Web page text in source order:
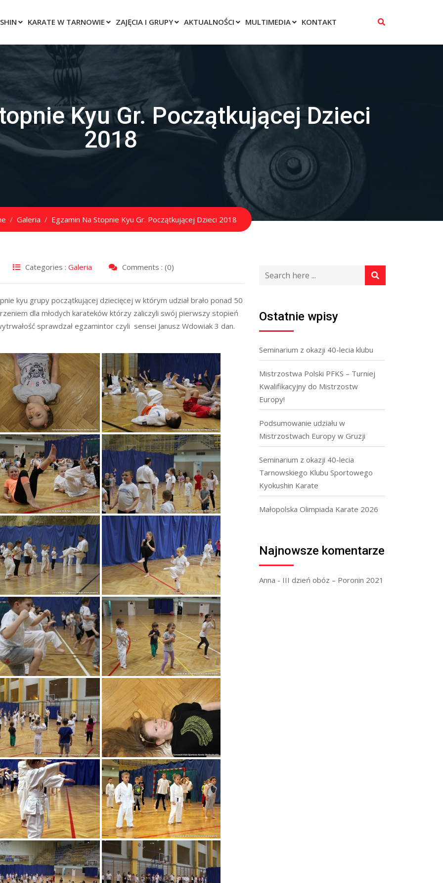
KARATE W TARNOWIE ZAJĘCIA I GRUPY AKTUALNOŚCI MULTIMEDIA KONTAKT
Kyu Gr. Początkującej Dzieci
2018
Galeria Egzamin Na Stopnie Kyu Gr. Początkującej Dzieci 2018
Categories : Galeria Comments : (0)
kyu grupy początkującej dziecięcej w którym udział brało ponad 50
dla młodych karateków którzy zaliczyli swój pierwszy stopień
sprawdzał egzamintor czyli sensei Janusz Wdowiak 3 dan.
Ostatnie wpisy
Seminarium z okazji 40-lecia klubu
Mistrzostwa Polski PFKS – Turniej
Kwalifikacyjny do Mistrzostw
Europy!
Podsumowanie udziału w
Mistrzostwach Europy w Gruzji
Seminarium z okazji 40-lecia
Tarnowskiego Klubu Sportowego
Kyokushin Karate
Małopolska Olimpiada Karate 2026
Najnowsze komentarze
Anna - III dzień obóz – Poronin 2021